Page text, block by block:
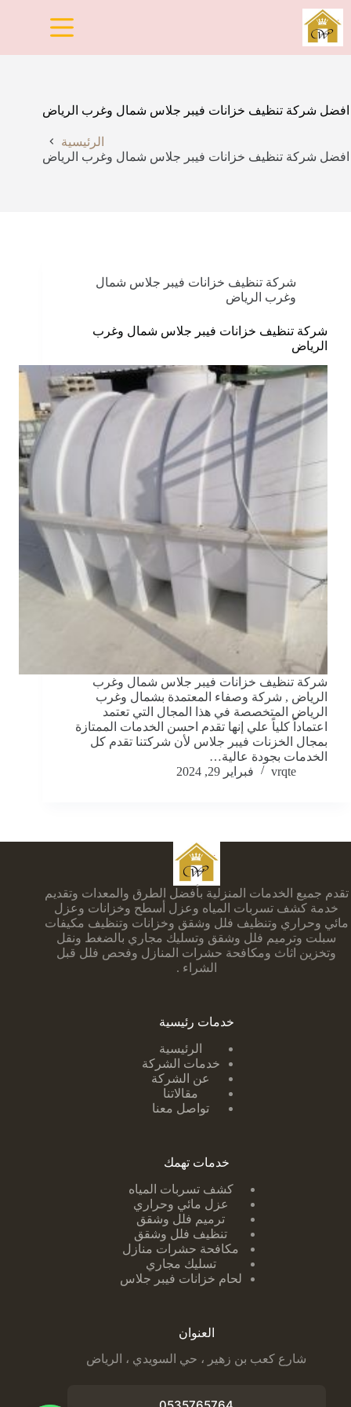
التجاوز
إلى
المحتوى
افضل شركة تنظيف خزانات فيبر جلاس شمال وغرب الرياض
الرئيسية
افضل شركة تنظيف خزانات فيبر جلاس شمال وغرب الرياض
شركة تنظيف خزانات فيبر جلاس شمال
وغرب الرياض
شركة تنظيف خزانات فيبر جلاس شمال وغرب
الرياض
شركة تنظيف خزانات فيبر جلاس شمال وغرب
الرياض , شركة وصفاء المعتمدة بشمال وغرب
الرياض المتخصصة في هذا المجال التي تعتمد
اعتماداً كلياً علي إنها تقدم احسن الخدمات الممتازة
بمجال الخزنات فيبر جلاس لأن شركتنا تقدم كل
الخدمات بجودة عالية…
vrqte
فبراير 29, 2024
تقدم جميع الخدمات المنزلية بأفضل الطرق والمعدات وتقديم
خدمة كشف تسربات المياه وعزل أسطح وخزانات وعزل
مائي وحراري وتنظيف فلل وشقق وخزانات وتنظيف مكيفات
سبلت وترميم فلل وشقق وتسليك مجاري بالضغط ونقل
وتخزين اثاث ومكافحة حشرات المنازل وفحص فلل قبل
الشراء .
خدمات رئيسية
الرئيسية
خدمات الشركة
عن الشركة
مقالاتنا
تواصل معنا
خدمات تهمك
كشف تسربات ا لمياه
عزل مائي وحراري
ترميم فلل وشقق
تنظيف فلل وشقق
مكافحة حشرات منازل
تسليك مجاري
لحام خزانات فيبر جلاس
العنوان
شارع كعب بن زهير ، حي السويدي ، الرياض